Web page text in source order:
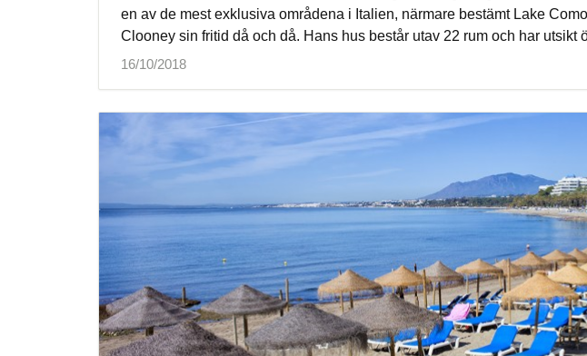
en av de mest exklusiva områdena i Italien, närmare bestämt Lake
Clooney sin fritid då och då. Hans hus består utav 22 rum och har utsikt
16/10/2018